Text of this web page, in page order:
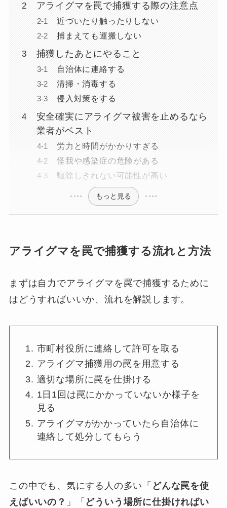
アライグマを罠で捕獲する際の注意点
近づいたり触ったりしない
捕まえても運搬しない
捕獲したあとにやること
自治体に連絡する
清掃・消毒する
侵入対策をする
安全確実にアライグマ被害を止めるなら
業者がベスト
労力と時間がかかりすぎる
怪我や感染症の危険がある
駆除しきれない可能性が高い
もっと見る
アライグマを罠で捕獲する流れと方法
まずは自力でアライグマを罠で捕獲するために
はどうすればいいか、流れを解説します。
市町村役所に連絡して許可を取る
アライグマ捕獲用の罠を用意する
適切な場所に罠を仕掛ける
1日1回は罠にかかっていないか様子を
見る
アライグマがかかっていたら自治体に
連絡して処分してもらう
この中でも、気にする人の多い「 どんな罠を使
えばいいの？ 」「 どういう場所に仕掛ければい